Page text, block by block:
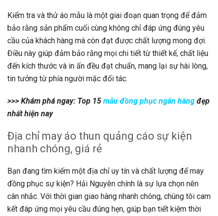
Kiểm tra và thử áo mẫu là một giai đoạn quan trọng để đảm
bảo rằng sản phẩm cuối cùng không chỉ đáp ứng đúng yêu
cầu của khách hàng mà còn đạt được chất lượng mong đợi.
Điều này giúp đảm bảo rằng mọi chi tiết từ thiết kế, chất liệu
đến kích thước và in ấn đều đạt chuẩn, mang lại sự hài lòng,
tin tưởng từ phía người mặc đối tác.
>>> Khám phá ngay: Top 15 mẫu đồng phục ngân hàng đẹp
nhất hiện nay
Địa chỉ may áo thun quảng cáo sự kiện
nhanh chóng, giá rẻ
Bạn đang tìm kiếm một địa chỉ uy tín và chất lượng để may
đồng phục sự kiện? Hải Nguyên chính là sự lựa chọn nên
cân nhắc. Với thời gian giao hàng nhanh chóng, chúng tôi cam
kết đáp ứng mọi yêu cầu đúng hẹn, giúp bạn tiết kiệm thời